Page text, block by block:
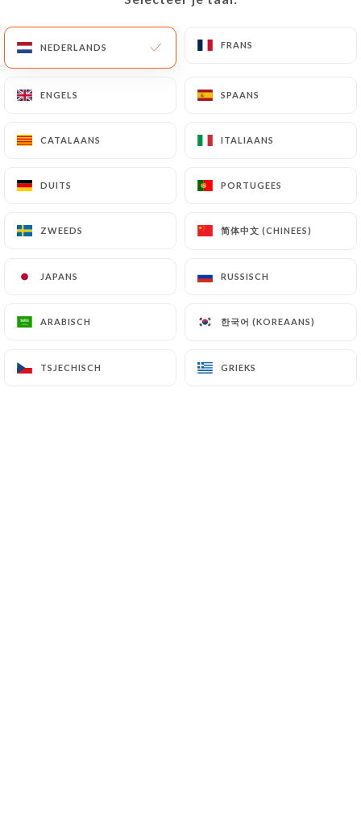
NEDERLANDS FRANS
ENGELS SPAANS
CATALAANS ITALIAANS
DUITS PORTUGEES
ZWEEDS 简体中文 (CHINEES)
JAPANS RUSSISCH
ARABISCH 한국어 (KOREAANS)
TSJECHISCH GRIEKS
NEDERLANDS FRANS
ENGELS SPAANS
CATALAANS ITALIAANS
DUITS PORTUGEES
ZWEEDS 简体中文 (CHINEES)
JAPANS RUSSISCH
ARABISCH 한국어 (KOREAANS)
TSJECHISCH GRIEKS